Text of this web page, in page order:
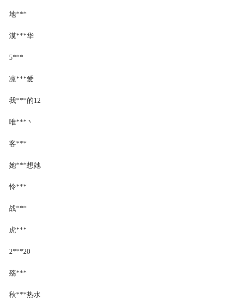
地***
漠***华
5***
凛***爱
我***的12
唯***丶
客***
她***想她
怜***
战***
虎***
2***20
殇***
秋***热水